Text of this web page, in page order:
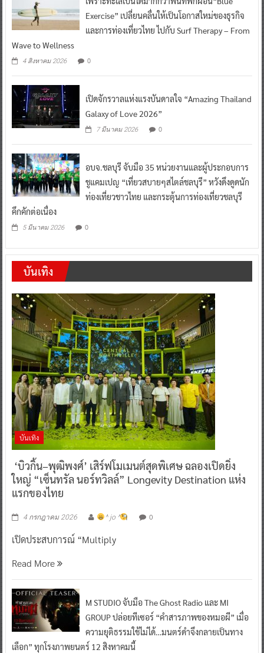
Exercise” เปลี่ยนคลื่นให้เป็นโอกาสใหม่ของธุรกิจ
และการท่องเที่ยวไทย ไปกับ Surf Therapy – From
Wave to Wellness
4 สิงหาคม 2026 0
เปิดจักรวาลแห่งแรงบันดาลใจ “Amazing Thailand
Galaxy of Love 2026”
7 มีนาคม 2026 0
อบจ.ชลบุรี จับมือ 35 หน่วยงานและผู้ประกอบการ
ชูแคมเปญ “เที่ยวสบายๆสไตล์ชลบุรี” หวังดึงดูดนัก
ท่องเที่ยวชาวไทย และกระตุ้นการท่องเที่ยวชลบุรี
คึกคักต่อเนื่อง
5 มีนาคม 2026 0
บันเทิง
บันเทิง
‘บิวกิ้น–พุฒิพงศ์’ เสิร์ฟโมเมนต์สุดพิเศษ ฉลองเปิดยิ่ง
ใหญ่ “เซ็นทรัล นอร์ทวิลล์” Longevity Destination แห่ง
แรกของไทย
4 กรกฎาคม 2026 ^ jo ^ 0
เปิดประสบการณ์ “Multiply
Read More
M STUDIO จับมือ The Ghost Radio และ MI
GROUP ปล่อยทีเซอร์ “คำสารภาพของหมอผี” เมื่อ
ความยุติธรรมใช้ไม่ได้…มนตร์ดำจึงกลายเป็นทาง
เลือก” ทุกโรงภาพยนตร์ 12 สิงหาคมนี้